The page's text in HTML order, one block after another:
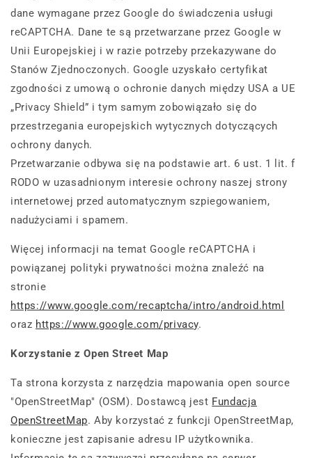
dane wymagane przez Google do świadczenia usługi
reCAPTCHA. Dane te są przetwarzane przez Google w
Unii Europejskiej i w razie potrzeby przekazywane do
Stanów Zjednoczonych. Google uzyskało certyfikat
zgodności z umową o ochronie danych między USA a UE
„Privacy Shield” i tym samym zobowiązało się do
przestrzegania europejskich wytycznych dotyczących
ochrony danych.
Przetwarzanie odbywa się na podstawie art. 6 ust. 1 lit. f
RODO w uzasadnionym interesie ochrony naszej strony
internetowej przed automatycznym szpiegowaniem,
nadużyciami i spamem.
Więcej informacji na temat Google reCAPTCHA i
powiązanej polityki prywatności można znaleźć na
stronie
https://www.google.com/recaptcha/intro/android.html
oraz https://www.google.com/privacy.
Korzystanie z Open Street Map
Ta strona korzysta z narzędzia mapowania open source
"OpenStreetMap" (OSM). Dostawcą jest Fundacja
OpenStreetMap. Aby korzystać z funkcji OpenStreetMap,
konieczne jest zapisanie adresu IP użytkownika.